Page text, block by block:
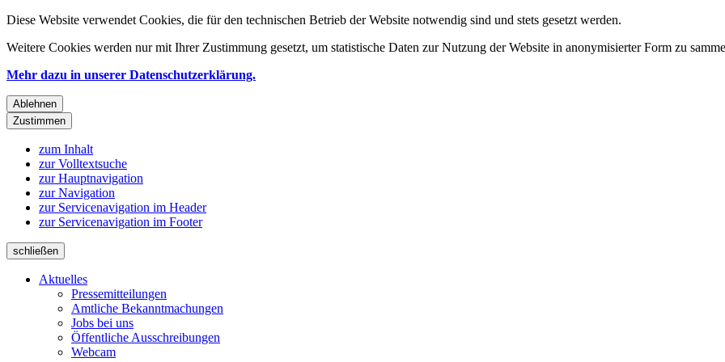
Diese Website verwendet Cookies, die für den technischen Betrieb der Website notwendig sind und stets gesetzt werden.
Weitere Cookies werden nur mit Ihrer Zustimmung gesetzt, um statistische Daten zur Nutzung der Website in anonymisierter Form zu
Mehr dazu in unserer Datenschutzerklärung.
Ablehnen
Zustimmen
zum Inhalt
zur Volltextsuche
zur Hauptnavigation
zur Navigation
zur Servicenavigation im Header
zur Servicenavigation im Footer
schließen
Aktuelles
Pressemitteilungen
Amtliche Bekanntmachungen
Jobs bei uns
Öffentliche Ausschreibungen
Webcam